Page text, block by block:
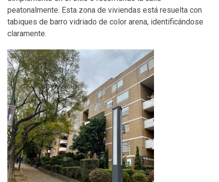
peatonalmente. Esta zona de viviendas está resuelta con
tabiques de barro vidriado de color arena, identificándose
claramente.